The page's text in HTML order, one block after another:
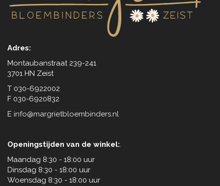
Adres:
Montaubanstraat 239-241
3701 HN Zeist
T 030-6922002
F 030-6920832
E info@margrietbloembinders.nl
Openingstijden van de winkel:.
Maandag 8:30 - 18:00 uur
Dinsdag 8:30 - 18:00 uur
Woensdag 8:30 - 18:00 uur